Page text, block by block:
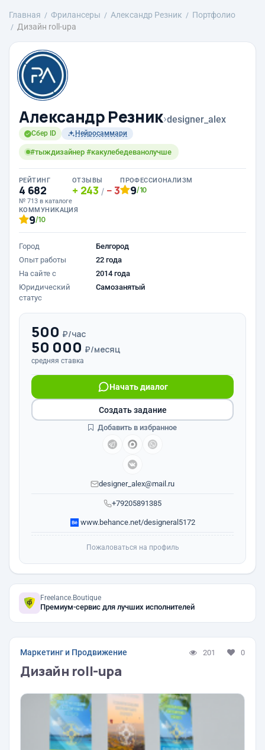
Главная Фрилансеры Александр Резник
Портфолио
Дизайн roll-upa
Александр Резник›designer_alex
Сбер ID Нейросаммари
#тыждизайнер #какулебедеванолучше
РЕЙТИНГ
4 682
№ 713 в каталоге
ОТЗЫВЫ
243 / 3
ПРОФЕССИОНАЛИЗМ
9/10
КОММУНИКАЦИЯ
9/10
Город
Белгород
Опыт работы
22 года
На сайте с
2014 года
Юридический
статус
Самозанятый
500 ₽/час
50 000 ₽/месяц
средняя ставка
+79205891385
Начать диалог
designer_alex@mail.ru
www.behance.net/designeral5172
Создать задание
Добавить в избранное
Пожаловаться на профиль
Freelance.Boutique
Премиум-сервис для лучших исполнителей
Маркетинг и Продвижение 201 0
Дизайн roll-upa